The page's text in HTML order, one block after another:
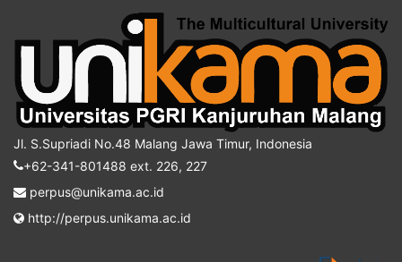
Jl. S.Supriadi No.48 Malang Jawa Timur, Indonesia
+62-341-801488 ext. 226, 227
perpus@unikama.ac.id
http://perpus.unikama.ac.id